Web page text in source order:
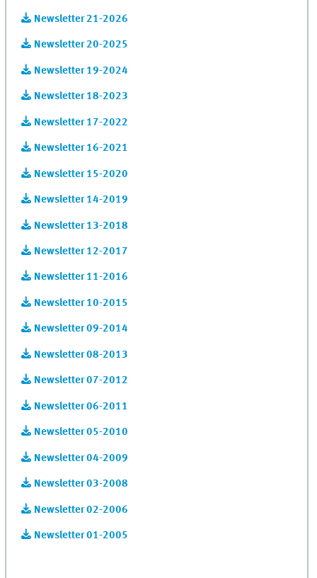
Newsletter 21-2026
Newsletter 20-2025
Newsletter 19-2024
Newsletter 18-2023
Newsletter 17-2022
Newsletter 16-2021
Newsletter 15-2020
Newsletter 14-2019
Newsletter 13-2018
Newsletter 12-2017
Newsletter 11-2016
Newsletter 10-2015
Newsletter 09-2014
Newsletter 08-2013
Newsletter 07-2012
Newsletter 06-2011
Newsletter 05-2010
Newsletter 04-2009
Newsletter 03-2008
Newsletter 02-2006
Newsletter 01-2005